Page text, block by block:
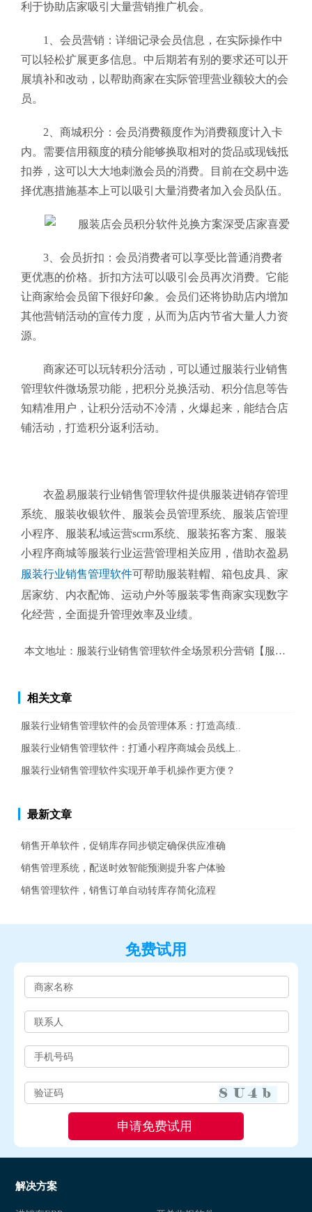
利于协助店家吸引大量营销推广机会。
1、会员营销：详细记录会员信息，在实际操作中
可以轻松扩展更多信息。中后期若有别的要求还可以开
展填补和改动，以帮助商家在实际管理营业额较大的会
员。
2、商城积分：会员消费额度作为消费额度计入卡
内。需要信用额度的積分能够换取相对的货品或现钱抵
扣券，这可以大大地刺激会员的消费。目前在交易中选
择优惠措施基本上可以吸引大量消费者加入会员队伍。
3、会员折扣：会员消费者可以享受比普通消费者
更优惠的价格。折扣方法可以吸引会员再次消费。它能
让商家给会员留下很好印象。会员们还将协助店内增加
其他营销活动的宣传力度，从而为店内节省大量人力资
源。
商家还可以玩转积分活动，可以通过服装行业销售
管理软件微场景功能，把积分兑换活动、积分信息等告
知精准用户，让积分活动不冷清，火爆起来，能结合店
铺活动，打造积分返利活动。
衣盈易服装行业销售管理软件提供服装进销存管理
系统、服装收银软件、服装会员管理系统、服装店管理
小程序、服装私域运营scrm系统、服装拓客方案、服装
小程序商城等服装行业运营管理相关应用，借助衣盈易
服装行业销售管理软件可帮助服装鞋帽、箱包皮具、家
居家纺、内衣配饰、运动户外等服装零售商家实现数字
化经营，全面提升管理效率及业绩。
本文地址： 服装行业销售管理软件全场景积分营销【服装行业
相关文章
服装行业销售管理软件的会员管理体系：打造高绩..
服装行业销售管理软件：打通小程序商城会员线上..
服装行业销售管理软件实现开单手机操作更方便？
最新文章
销售开单软件，促销库存同步锁定确保供应准确
销售管理系统，配送时效智能预测提升客户体验
销售管理软件，销售订单自动转库存简化流程
免费试用
解决方案